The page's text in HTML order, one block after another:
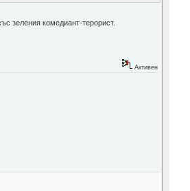
зеления комедиант-терорист.
Активен